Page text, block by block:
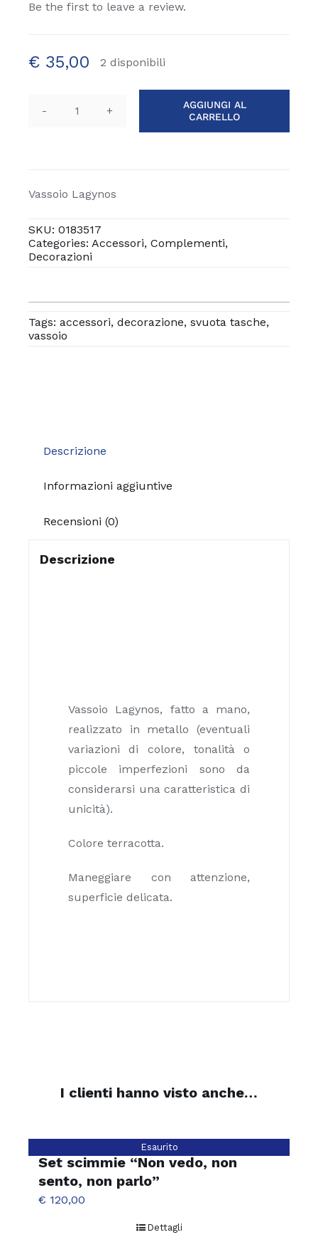
Be the first to leave a review.
€35,00 2 disponibili
AGGIUNGI AL
CARRELLO
Vassoio Lagynos
SKU: 0183517
Categories: Accessori, Complementi,
Decorazioni
Tags: accessori, decorazione, svuota tasche,
vassoio
Descrizione
Informazioni aggiuntive
Recensioni (0)
Descrizione
Vassoio Lagynos, fatto a mano,
realizzato in metallo (eventuali
variazioni di colore, tonalità o
piccole imperfezioni sono da
considerarsi una caratteristica di
unicità).
Colore terracotta.
Maneggiare con attenzione,
superficie delicata.
I clienti hanno visto anche…
Esaurito
Set scimmie “Non vedo, non
sento, non parlo”
€ 120,00
Dettagli